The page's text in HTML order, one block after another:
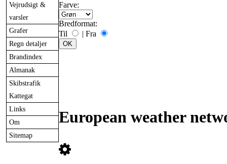
Vejrudsigt &
varsler
Grafer
Regn detaljer
Brandindex
Almanak
Skibstrafik
Kattegat
Links
Om
Sitemap
Farve:
Bredformat:
Til
| Fra
European weather